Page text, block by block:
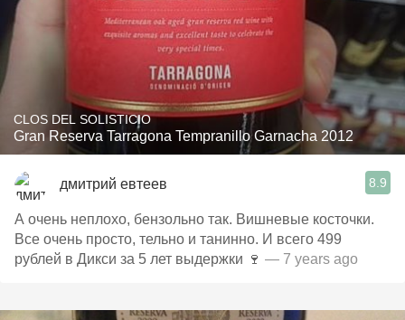
CLOS DEL SOLISTICIO
Gran Reserva Tarragona Tempranillo Garnacha 2012
дмитрий евтеев 8.9
А очень неплохо, бензольно так. Вишневые косточки.
Все очень просто, тельно и танинно. И всего 499
рублей в Дикси за 5 лет выдержки 🍷 — 7 years ago